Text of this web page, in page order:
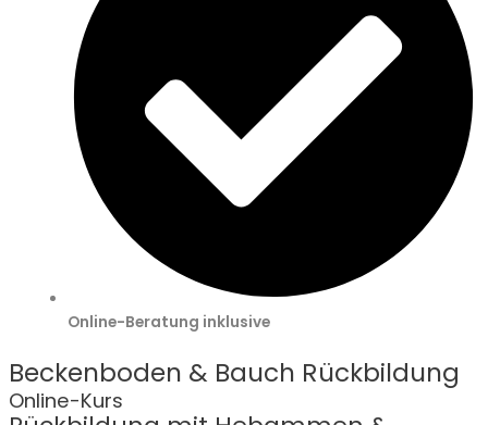
Online-Beratung inklusive
Beckenboden & Bauch Rückbildung
Online-Kurs